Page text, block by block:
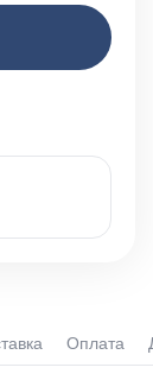
Оплата